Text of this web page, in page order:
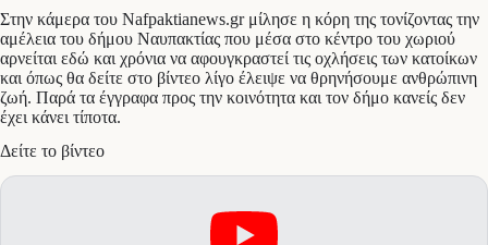
Στην κάμερα του Nafpaktianews.gr μίλησε η κόρη της τονίζοντας την
αμέλεια του δήμου Ναυπακτίας που μέσα στο κέντρο του χωριού
αρνείται εδώ και χρόνια να αφουγκραστεί τις οχλήσεις των κατοίκων
και όπως θα δείτε στο βίντεο λίγο έλειψε να θρηνήσουμε ανθρώπινη
ζωή. Παρά τα έγγραφα προς την κοινότητα και τον δήμο κανείς δεν
έχει κάνει τίποτα.
Δείτε το βίντεο